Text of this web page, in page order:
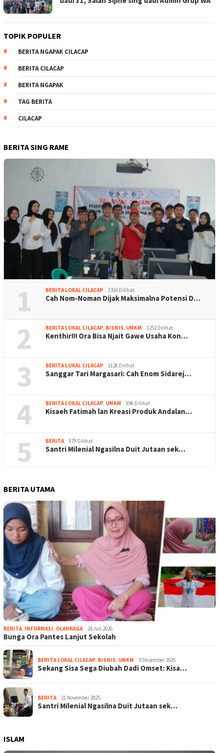
TOPIK POPULER
BERITA NGAPAK CILACAP
BERITA CILACAP
BERITA NGAPAK
TAG BERITA
CILACAP
BERITA SING RAME
1 BERITA LOKAL CILACAP 1316 Dilihat
Cah Nom-Noman Dijak Maksimalna Potensi D…
2 BERITA LOKAL CILACAP, BISNIS, UMKM 1252 Dilihat
Kenthir!!! Ora Bisa Njait Gawe Usaha Kon…
3 BERITA LOKAL CILACAP 1128 Dilihat
Sanggar Tari Margasari: Cah Enom Sidarej…
4 BERITA LOKAL CILACAP, UMKM 896 Dilihat
Kisaeh Fatimah lan Kreasi Produk Andalan…
5 BERITA 879 Dilihat
Santri Milenial Ngasilna Duit Jutaan sek…
BERITA UTAMA
BERITA, INFORMASI, OLAHRAGA 24 Juli 2026
Bunga Ora Pantes Lanjut Sekolah
BERITA LOKAL CILACAP, BISNIS, UMKM 9 Desember 2025
Sekang Sisa Sega Diubah Dadi Omset: Kisa…
BERITA 21 November 2025
Santri Milenial Ngasilna Duit Jutaan sek…
ISLAM